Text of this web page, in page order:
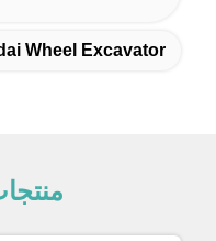
Wheel Excavator